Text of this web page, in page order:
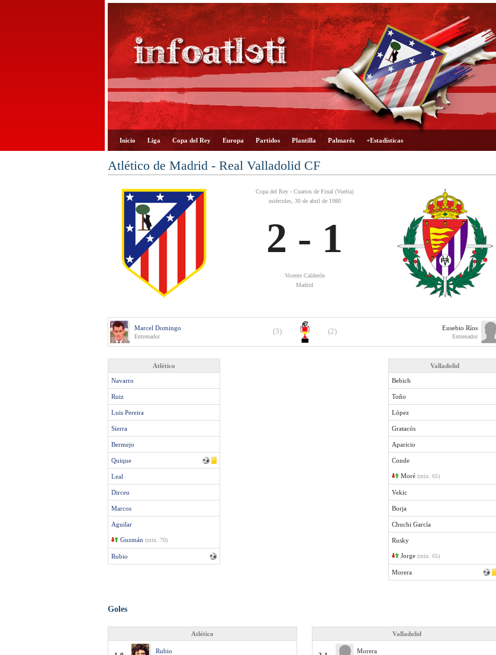
Inicio Liga Copa del Rey Europa Partidos Plantilla Palmarés +Estadísticas
Atlético de Madrid - Real Valladolid CF
Copa del Rey - Cuartos de Final (Vuelta)
miércoles, 30 de abril de 1980
2 - 1
Vicente Calderón
Madrid
Marcel Domingo
Entrenador
(3) (2) Eusebio Ríos
Entrenador
Atlético
Navarro
Ruiz
Luis Pereira
Sierra
Bermejo
Quique
Leal
Dirceu
Marcos
Aguilar
Guzmán (min. 70)
Rubio
Valladolid
Bebich
Toño
López
Gratacós
Aparicio
Conde
Moré (min. 65)
Vekic
Borja
Chuchi García
Rusky
Jorge (min. 65)
Morera
Goles
Atlético
Rubio
Valladolid
Morera